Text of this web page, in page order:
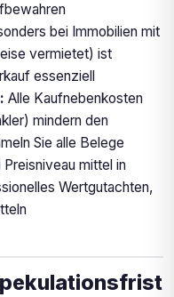
bei Immobilien mit
vermietet) ist
essenziell
Alle Kaufnebenkosten
mindern den
Sie alle Belege
Preisniveau mittel in
Wertgutachten,